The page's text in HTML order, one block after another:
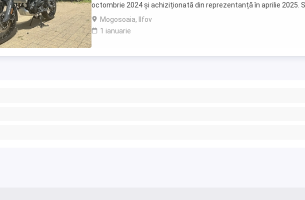
octombrie 2024 și achiziționată din reprezentanță în aprilie 2025.
află în stare absolut ...
Mogosoaia, Ilfov
1 ianuarie